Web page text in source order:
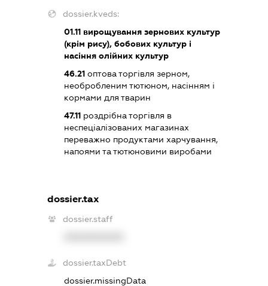
dossier.kveds:
01.11вирощування зернових культур
(крім рису), бобових культур і
насіння олійних культур
46.21оптова торгівля зерном,
необробленим тютюном, насінням і
кормами для тварин
47.11роздрібна торгівля в
неспеціалізованих магазинах
переважно продуктами харчування,
напоями та тютюновими виробами
dossier.tax
dossier.staff
dossier.taxDebt
dossier.missingData